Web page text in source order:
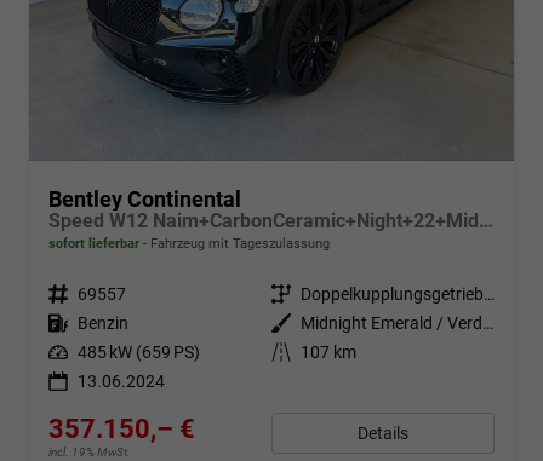
Bentley Continental
Speed W12 Naim+CarbonCeramic+Night+22+MidnightEmerald
sofort lieferbar Fahrzeug mit Tageszulassung
Fahrzeugnr. 69557 Getriebe
Doppelkupplungsgetriebe (DSG)
Kraftstoff Benzin Außenfarbe
Midnight Emerald / Verdeck Schwarz
Leistung 485 kW (659 PS) Kilometerstand
107 km
13.06.2024
357.150,– €
incl. 19% MwSt.
Details